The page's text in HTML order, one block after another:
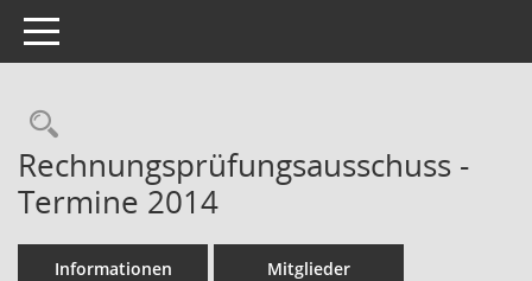
Toggle navigation
Rechercheauswahl
Rechnungsprüfungsausschuss -
Termine 2014
Informationen Mitglieder